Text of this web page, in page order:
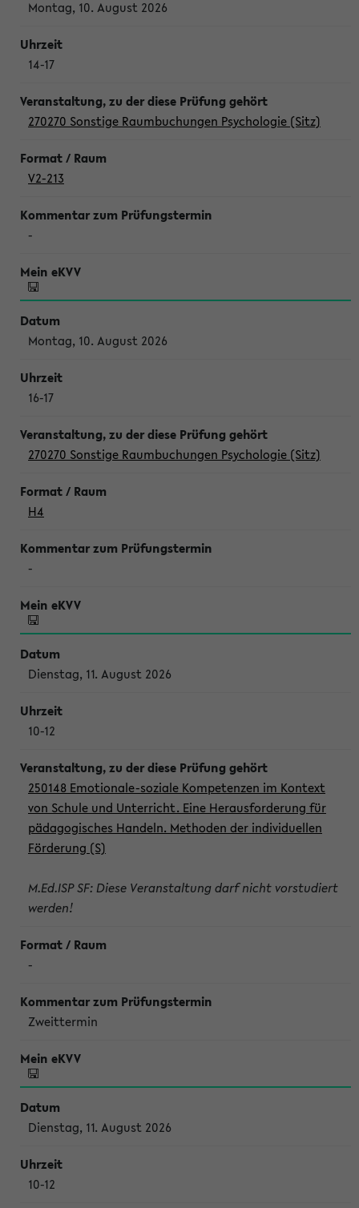
Montag, 10. August 2026
14-17
270270 Sonstige Raumbuchungen Psychologie (Sitz)
V2-213
-
Montag, 10. August 2026
16-17
270270 Sonstige Raumbuchungen Psychologie (Sitz)
H4
-
Dienstag, 11. August 2026
10-12
250148 Emotionale-soziale Kompetenzen im Kontext
von Schule und Unterricht. Eine Herausforderung für
pädagogisches Handeln. Methoden der individuellen
Förderung (S)
M.Ed.ISP SF: Diese Veranstaltung darf nicht vorstudiert
werden!
-
Zweittermin
Dienstag, 11. August 2026
10-12